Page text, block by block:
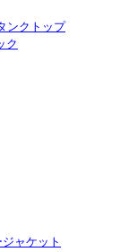
ンクトップ
ク
ャケット